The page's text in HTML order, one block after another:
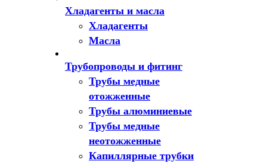
Хладагенты и масла
Хладагенты
Масла
Трубопроводы и фитинг
Трубы медные
отожженные
Трубы алюминиевые
Трубы медные
неотожженные
Капиллярные трубки